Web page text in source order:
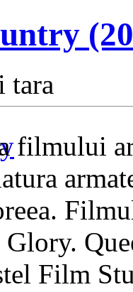
tara
filmului
Glory.
Film